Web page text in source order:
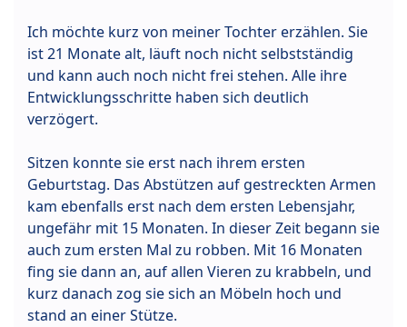
Ich möchte kurz von meiner Tochter erzählen. Sie
ist 21 Monate alt, läuft noch nicht selbstständig
und kann auch noch nicht frei stehen. Alle ihre
Entwicklungsschritte haben sich deutlich
verzögert.
Sitzen konnte sie erst nach ihrem ersten
Geburtstag. Das Abstützen auf gestreckten Armen
kam ebenfalls erst nach dem ersten Lebensjahr,
ungefähr mit 15 Monaten. In dieser Zeit begann sie
auch zum ersten Mal zu robben. Mit 16 Monaten
fing sie dann an, auf allen Vieren zu krabbeln, und
kurz danach zog sie sich an Möbeln hoch und
stand an einer Stütze.